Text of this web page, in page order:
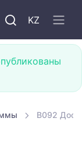
KZ
B092